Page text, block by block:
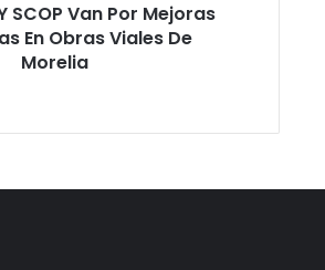
SCOP Van Por Mejoras
En Obras Viales De
Morelia